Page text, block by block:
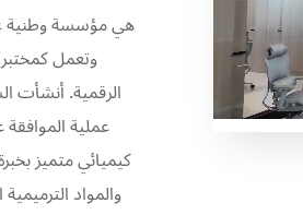
الرقمية. أنشأت
عملية
كيميائي متميز
والمواد